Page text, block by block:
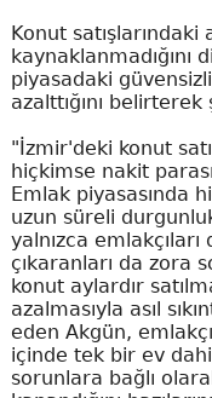
Konut
kaynaklanmadığını
piyasadaki
azalttığını
"İzmir'deki konut
hiçkimse nakit
Emlak piyasasında
uzun süreli
yalnızca
çıkaranları da zora
konut aylardır
azalmasıyla asıl
eden Akgün,
içinde tek bir ev
sorunlara bağlı